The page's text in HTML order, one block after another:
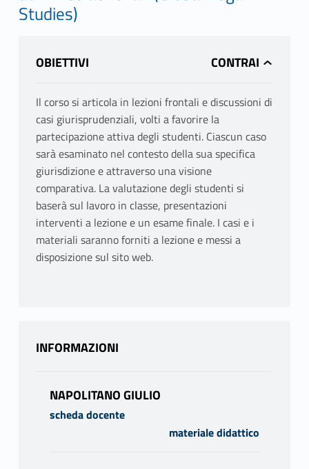
Studies)
OBIETTIVI
Il corso si articola in lezioni frontali e discussioni di
casi giurisprudenziali, volti a favorire la
partecipazione attiva degli studenti. Ciascun caso
sarà esaminato nel contesto della sua specifica
giurisdizione e attraverso una visione
comparativa. La valutazione degli studenti si
baserà sul lavoro in classe, presentazioni
interventi a lezione e un esame finale. I casi e i
materiali saranno forniti a lezione e messi a
disposizione sul sito web.
INFORMAZIONI
NAPOLITANO GIULIO
scheda docente
materiale didattico